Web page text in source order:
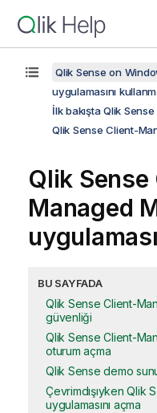
Qlik Sense on
uygulamasını
İlk bakışta Qlik Sense
Qlik Sense Client-
Qlik
Managed
BU SAYFADA
Qlik Sense Client-
güvenliği
Qlik Sense Client-
oturum açma
Qlik Sense demo
Çevrimdışıyken Qlik
uygulamasını açma